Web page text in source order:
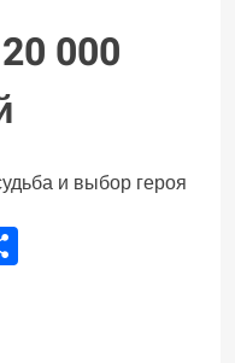
000
и выбор героя